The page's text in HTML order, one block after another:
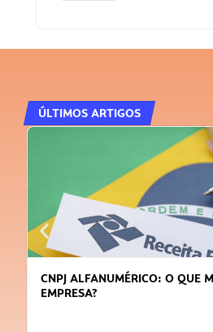
ÚLTIMOS ARTIGOS
CNPJ ALFANUMÉRICO: O QUE
EMPRESA?